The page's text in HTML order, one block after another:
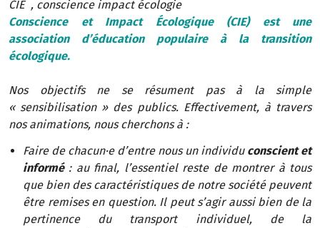
CIE , conscience impact écologie
Conscience et Impact Écologique (CIE) est une
association d’éducation populaire à la transition
écologique.
Nos objectifs ne se résument pas à la simple
« sensibilisation » des publics. Effectivement, à travers
nos animations, nous cherchons à :
Faire de chacun·e d’entre nous un individu conscient et
informé: au final, l’essentiel reste de montrer à tous
que bien des caractéristiques de notre société peuvent
être remises en question. Il peut s’agir aussi bien de la
pertinence du transport individuel, de la